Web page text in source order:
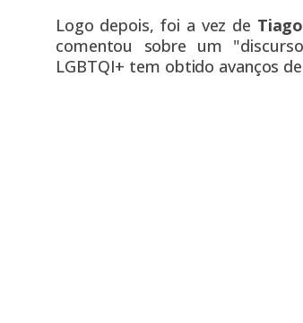
Logo depois, foi a vez de
comentou sobre um
LGBTQI+ tem obtido avanços